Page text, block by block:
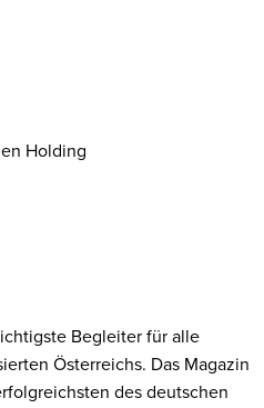
Holding
Begleiter für alle
Österreichs. Das Magazin
des deutschen